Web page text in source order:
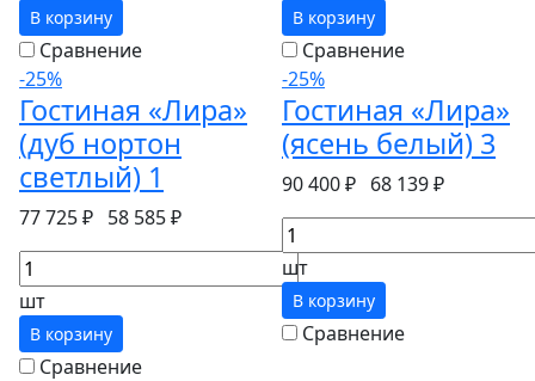
В корзину
Сравнение
В корзину
Сравнение
-25%
Гостиная «Лира»
(дуб нортон
светлый) 1
77 725 ₽ 58 585 ₽
шт
В корзину
Сравнение
-25%
Гостиная «Лира»
(ясень белый) 3
90 400 ₽ 68 139 ₽
шт
В корзину
Сравнение